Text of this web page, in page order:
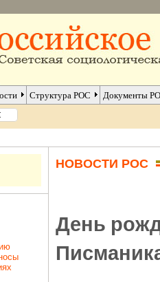
Структура РОС Документы
НОВОСТИ РОС
День